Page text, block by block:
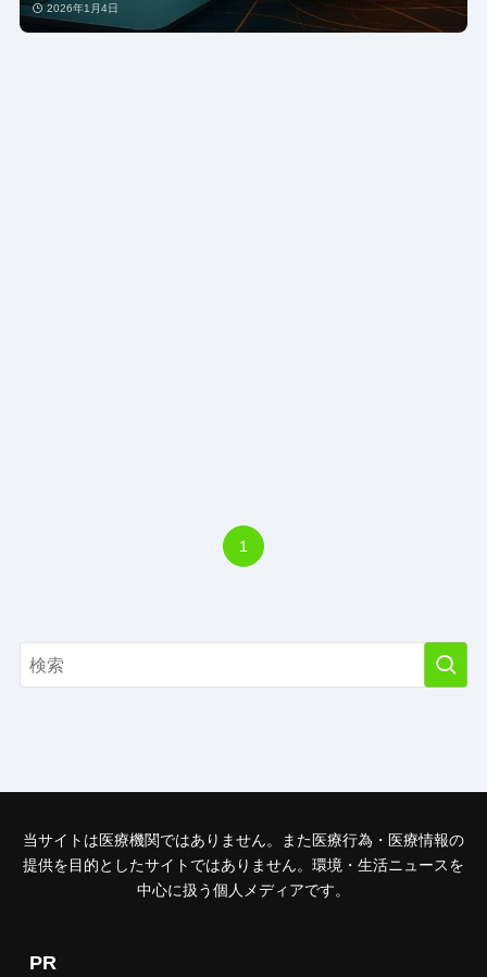
2026年1月4日
1
当サイトは医療機関ではありません。また医療行為・医療情報の
提供を目的としたサイトではありません。環境・生活ニュースを
中心に扱う個人メディアです。
PR